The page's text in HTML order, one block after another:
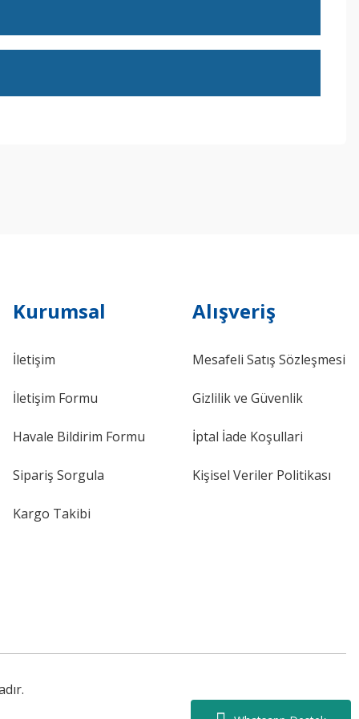
Kurumsal
İletişim
İletişim Formu
Havale Bildirim Formu
Sipariş Sorgula
Kargo Takibi
Alışveriş
Mesafeli Satış Sözleşmesi
Gizlilik ve Güvenlik
İptal İade Koşullari
Kişisel Veriler Politikası